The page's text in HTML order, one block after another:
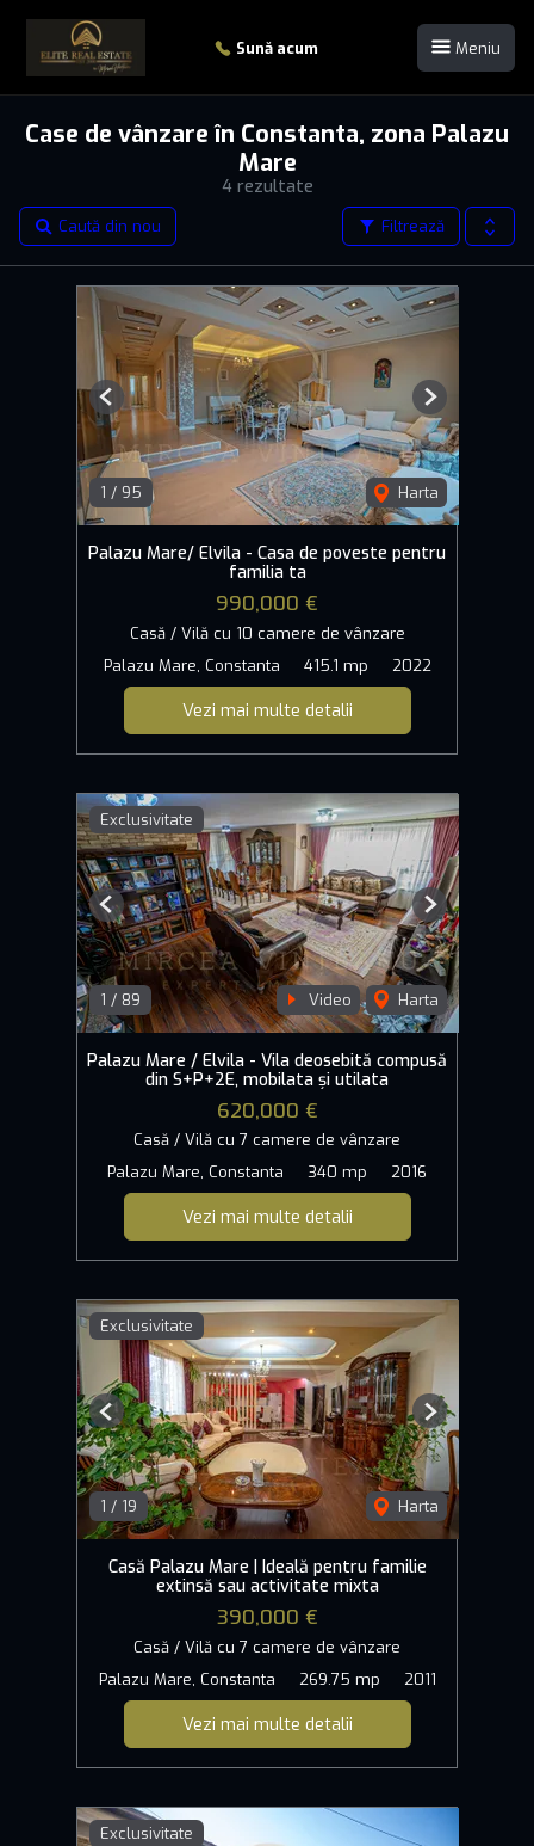
Sună acum Meniu
4 rezultate
Case de vânzare în Constanta, zona Palazu
Mare
Filtrează
Caută din nou
1 / 95 Harta
Previous Next
Palazu Mare/ Elvila - Casa de poveste pentru
familia ta
990,000 €
Casă / Vilă cu 10 camere de vânzare
Palazu Mare, Constanta
415.1 mp 2022
Vezi mai multe detalii
Exclusivitate
1 / 89 Video Harta
Previous Next
Palazu Mare / Elvila - Vila deosebită compusă
din S+P+2E, mobilata și utilata
620,000 €
Casă / Vilă cu 7 camere de vânzare
Palazu Mare, Constanta
340 mp 2016
Vezi mai multe detalii
Exclusivitate
1 / 19 Harta
Previous Next
Casă Palazu Mare | Ideală pentru familie
extinsă sau activitate mixta
390,000 €
Casă / Vilă cu 7 camere de vânzare
Palazu Mare, Constanta
269.75 mp 2011
Vezi mai multe detalii
Exclusivitate